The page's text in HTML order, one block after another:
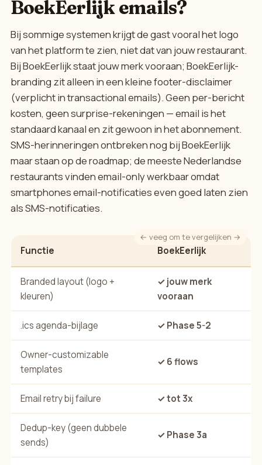
BoekEerlijk emails?
Bij sommige systemen krijgt de gast vooral het logo
van het platform te zien, niet dat van jouw restaurant.
Bij BoekEerlijk staat jouw merk vooraan; BoekEerlijk-
branding zit alleen in een kleine footer-disclaimer
(verplicht in transactional emails). Geen per-bericht
kosten, geen surprise-rekeningen — email is het
standaard kanaal en zit gewoon in het abonnement.
SMS-herinneringen ontbreken nog bij BoekEerlijk
maar staan op de roadmap; de meeste Nederlandse
restaurants vinden email-only werkbaar omdat
smartphones email-notificaties even goed laten zien
als SMS-notificaties.
Functie BoekEerlijk
Branded layout (logo +
kleuren)
✓ jouw merk
vooraan
.ics agenda-bijlage ✓ Phase 5-2
Owner-customizable
templates
✓ 6 flows
Email retry bij failure ✓ tot 3x
Dedup-key (geen dubbele
sends)
✓ Phase 3a